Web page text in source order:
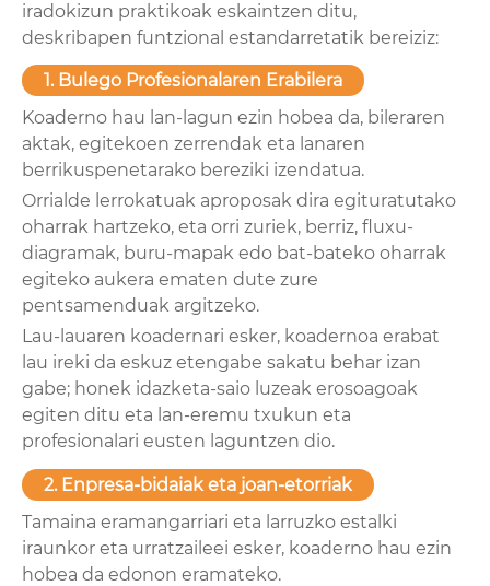
iradokizun praktikoak eskaintzen ditu,
deskribapen funtzional estandarretatik bereiziz:
1. Bulego Profesionalaren Erabilera
Koaderno hau lan-lagun ezin hobea da, bileraren
aktak, egitekoen zerrendak eta lanaren
berrikuspenetarako bereziki izendatua.
Orrialde lerrokatuak aproposak dira egituratutako
oharrak hartzeko, eta orri zuriek, berriz, fluxu-
diagramak, buru-mapak edo bat-bateko oharrak
egiteko aukera ematen dute zure
pentsamenduak argitzeko.
Lau-lauaren koadernari esker, koadernoa erabat
lau ireki da eskuz etengabe sakatu behar izan
gabe; honek idazketa-saio luzeak erosoagoak
egiten ditu eta lan-eremu txukun eta
profesionalari eusten laguntzen dio.
2. Enpresa-bidaiak eta joan-etorriak
Tamaina eramangarriari eta larruzko estalki
iraunkor eta urratzaileei esker, koaderno hau ezin
hobea da edonon eramateko.